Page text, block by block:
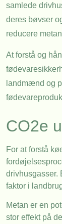
samlede
deres bøvser
reducere
At forstå og
landmænd og
CO2e
For at forstå
drivhusgasser.
faktor i
Metan er en
stor effekt på